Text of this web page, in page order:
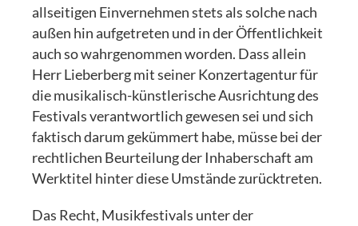
allseitigen Einvernehmen stets als solche nach
außen hin aufgetreten und in der Öffentlichkeit
auch so wahrgenommen worden. Dass allein
Herr Lieberberg mit seiner Konzertagentur für
die musikalisch-künstlerische Ausrichtung des
Festivals verantwortlich gewesen sei und sich
faktisch darum gekümmert habe, müsse bei der
rechtlichen Beurteilung der Inhaberschaft am
Werktitel hinter diese Umstände zurücktreten.
Das Recht, Musikfestivals unter der